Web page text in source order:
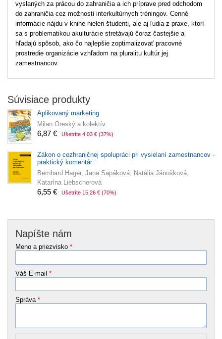
vyslaných za prácou do zahraničia a ich príprave pred odchodom
do zahraničia cez možnosti interkultúrnych tréningov. Cenné
informácie nájdu v knihe nielen študenti, ale aj ľudia z praxe, ktorí
sa s problematikou akulturácie stretávajú čoraz častejšie a
hľadajú spôsob, ako čo najlepšie zoptimalizovať pracovné
prostredie organizácie vzhľadom na pluralitu kultúr jej
zamestnancov.
Súvisiace produkty
Aplikovaný marketing
Milan Oreský a kolektív
6,87 € Ušetríte 4,03 € (37%)
Zákon o cezhraničnej spolupráci pri vysielaní zamestnancov -
praktický komentár
Bernhard Hager, Jana Sapáková, Natália Jánošková,
Katarína Liebscherová
6,55 € Ušetríte 15,26 € (70%)
Napíšte nám
Meno a priezvisko *
Váš E-mail *
Správa *